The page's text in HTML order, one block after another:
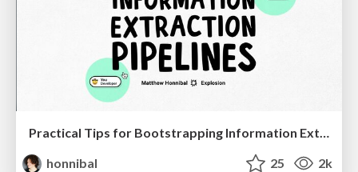
Practical Tips for Bootstrapping Information Extraction Pipelines
honnibal
25 2k